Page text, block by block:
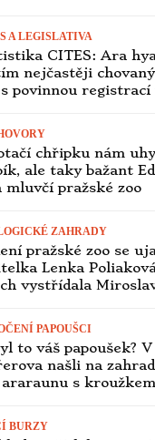
ary marakány,
20 lety vyhynuly
BURZY
2. až 4. ledna 2026
A ODCHOV
Nová Exota mění
tým
A ODCHOV
den pro
opatření před